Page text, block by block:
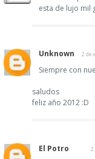
esta de lujo mil
Unknown 2 de
Siempre con
saludos
feliz año 2012 :D
El Potro 2